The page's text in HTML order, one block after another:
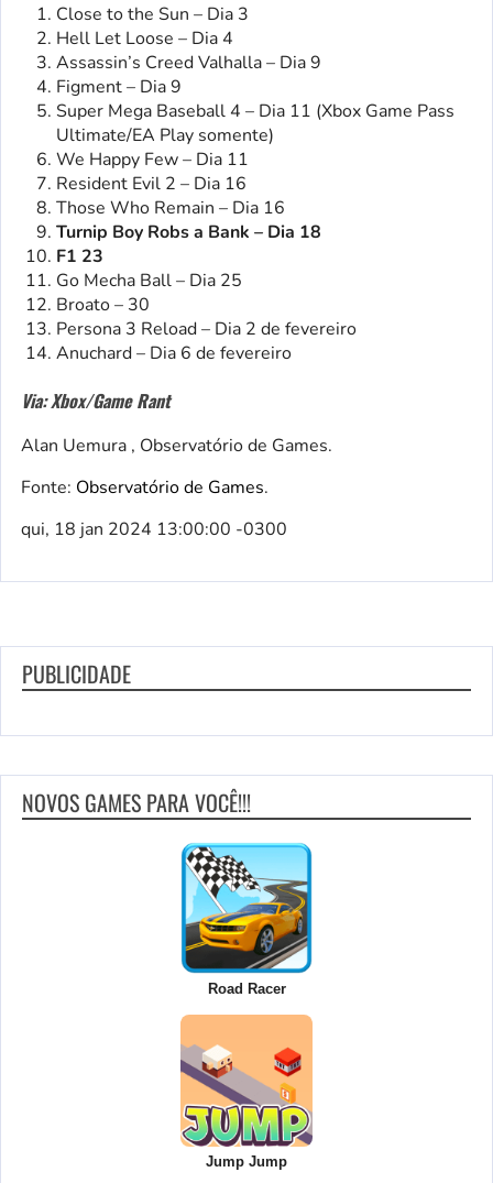
Close to the Sun – Dia 3
Hell Let Loose – Dia 4
Assassin’s Creed Valhalla – Dia 9
Figment – Dia 9
Super Mega Baseball 4 – Dia 11 (Xbox Game Pass
Ultimate/EA Play somente)
We Happy Few – Dia 11
Resident Evil 2 – Dia 16
Those Who Remain – Dia 16
Turnip Boy Robs a Bank – Dia 18
F1 23
Go Mecha Ball – Dia 25
Broato – 30
Persona 3 Reload – Dia 2 de fevereiro
Anuchard – Dia 6 de fevereiro
Via: Xbox/Game Rant
Alan Uemura , Observatório de Games.
Fonte: Observatório de Games.
qui, 18 jan 2024 13:00:00 -0300
PUBLICIDADE
NOVOS GAMES PARA VOCÊ!!!
Road Racer
Jump Jump